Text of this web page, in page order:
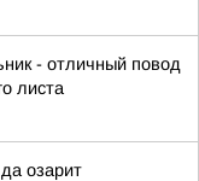
- отличный повод
листа
озарит